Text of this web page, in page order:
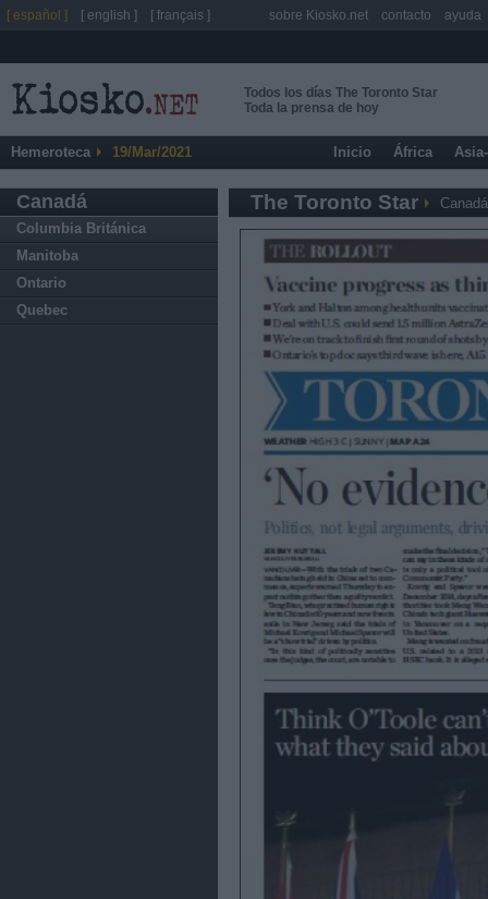
Todos los días The Toronto Star
Toda la prensa de hoy
Hemeroteca 19/Mar/2021 Inicio África
Canadá
Columbia Británica
Manitoba
Ontario
Quebec
The Toronto Star Canadá
[ español ] [ english ] [ français ] sobre Kiosko.net contacto ayuda